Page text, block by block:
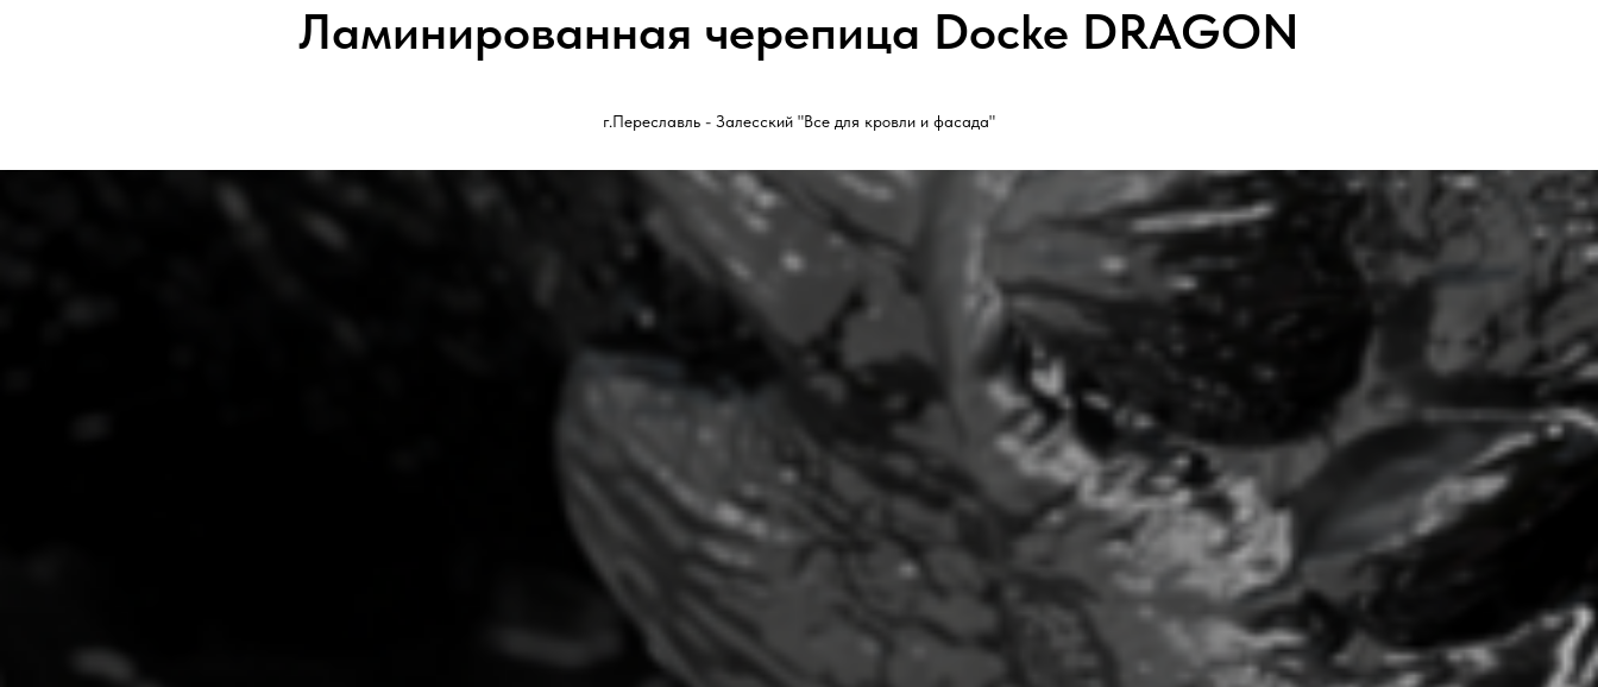
Ламинированная черепица Docke DRAGON
г.Переславль - Залесский "Все для кровли и фасада"